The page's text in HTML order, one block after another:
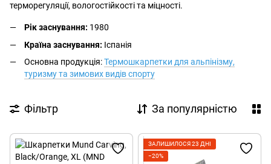
терморегуляції, вологостійкості та міцності.
Рік заснування: 1980
Країна заснування: Іспанія
Основна продукція:Термошкарпетки для альпінізму,
туризму та зимових видів спорту
Фільтр За популярністю
ЗАЛИШИЛОСЯ 23 ДНІ
−20%